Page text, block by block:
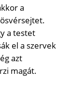
a
a testet
el a szervek
azt
magát.